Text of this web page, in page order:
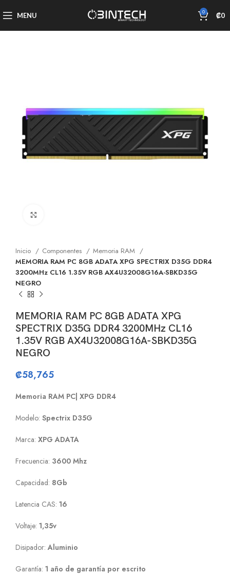
MENU 0 ₡0
Inicio Componentes
Memoria RAM
MEMORIA RAM PC 8GB ADATA XPG SPECTRIX D35G DDR4
3200MHz CL16 1.35V RGB AX4U32008G16A-SBKD35G
NEGRO
MEMORIA RAM PC 8GB ADATA XPG
SPECTRIX D35G DDR4 3200MHz CL16
1.35V RGB AX4U32008G16A-SBKD35G
NEGRO
₡58,765
Memoria RAM PC| XPG DDR4
Modelo: Spectrix D35G
Marca: XPG ADATA
Frecuencia: 3600 Mhz
Capacidad: 8Gb
Latencia CAS: 16
Voltaje: 1,35v
Disipador: Aluminio
Garantía: 1 año de garantía por escrito